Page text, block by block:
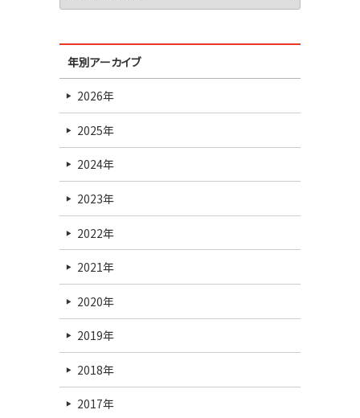
年別アーカイブ
2026年
2025年
2024年
2023年
2022年
2021年
2020年
2019年
2018年
2017年